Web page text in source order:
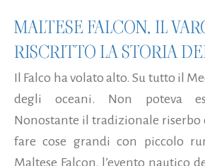
MALTESE FALCON, IL
RISCRITTO LA STORIA
Il Falco ha volato alto. Su tutto il
degli oceani. Non poteva
Nonostante il tradizionale riserbo
fare cose grandi con piccolo
Maltese Falcon, l’evento nautico